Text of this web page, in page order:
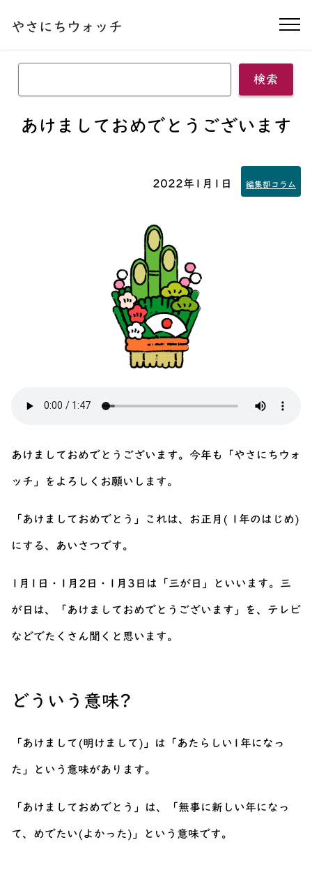
やさにちウォッチ ナ
検索
あけましておめでとうございます
2022年1月1日 編集部コラム
あけましておめでとうございます。今年も「やさにちウォ
ッチ」をよろしくお願いします。
「あけましておめでとう」これは、お正月( 1年のはじめ)
にする、あいさつです。
1月1日・1月2日・1月3日は「三が日」といいます。三
が日は、「あけましておめでとうございます」を、テレビ
などでたくさん聞くと思います。
どういう意味?
「あけまして(明けまして)」は「あたらしい1年になっ
た」という意味があります。
「あけましておめでとう」は、「無事に新しい年になっ
て、めでたい(よかった)」という意味です。